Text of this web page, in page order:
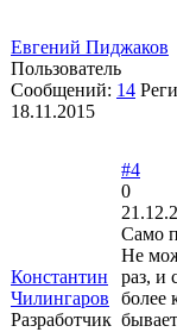
Евгений Пиджаков
Пользователь
Сообщений: 14
18.11.2015
Константин
Чилингаров
Разработчик
#4
0
Само
Не
раз, и
более